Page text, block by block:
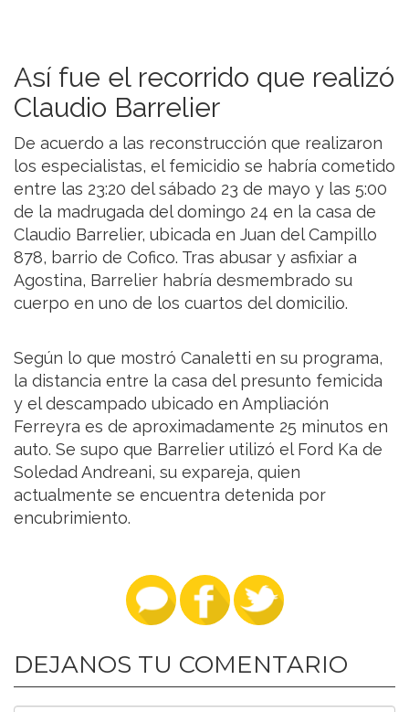
Así fue el recorrido que realizó
Claudio Barrelier
De acuerdo a las reconstrucción que realizaron
los especialistas, el femicidio se habría cometido
entre las 23:20 del sábado 23 de mayo y las 5:00
de la madrugada del domingo 24 en la casa de
Claudio Barrelier, ubicada en Juan del Campillo
878, barrio de Cofico. Tras abusar y asfixiar a
Agostina, Barrelier habría desmembrado su
cuerpo en uno de los cuartos del domicilio.
Según lo que mostró Canaletti en su programa,
la distancia entre la casa del presunto femicida
y el descampado ubicado en Ampliación
Ferreyra es de aproximadamente 25 minutos en
auto. Se supo que Barrelier utilizó el Ford Ka de
Soledad Andreani, su expareja, quien
actualmente se encuentra detenida por
encubrimiento.
DEJANOS TU COMENTARIO